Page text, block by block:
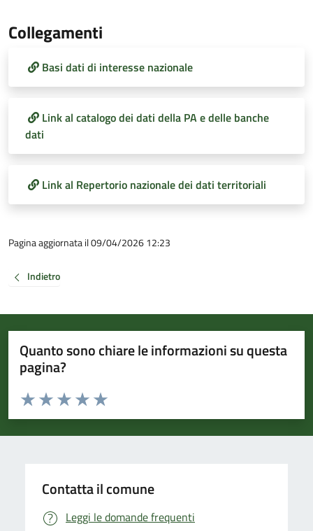
Collegamenti
Basi dati di interesse nazionale
Link al catalogo dei dati della PA e delle banche
dati
Link al Repertorio nazionale dei dati territoriali
Pagina aggiornata il 09/04/2026 12:23
Indietro
Quanto sono chiare le informazioni su questa
pagina?
Valuta da 1 a 5 stelle la pagina
Valuta 5 stelle su 5
Valuta 4 stelle su 5
Valuta 3 stelle su 5
Valuta 2 stelle su 5
Valuta 1 stelle su 5
Contatta il comune
Leggi le domande frequenti